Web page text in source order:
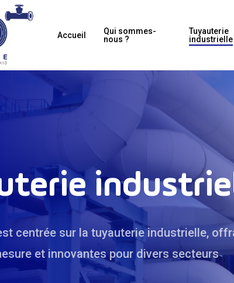
Accueil
Qui sommes-
nous ?
Tuyauterie
industrielle
centrée sur la tuyauterie industrielle,
et innovantes pour divers secteurs